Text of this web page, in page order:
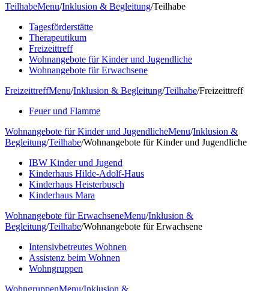
TeilhabeMenu/Inklusion & Begleitung/Teilhabe
Tagesförderstätte
Therapeutikum
Freizeittreff
Wohnangebote für Kinder und Jugendliche
Wohnangebote für Erwachsene
FreizeittreffMenu/Inklusion & Begleitung/Teilhabe/Freizeittreff
Feuer und Flamme
Wohnangebote für Kinder und JugendlicheMenu/Inklusion &
Begleitung/Teilhabe/Wohnangebote für Kinder und Jugendliche
IBW Kinder und Jugend
Kinderhaus Hilde-Adolf-Haus
Kinderhaus Heisterbusch
Kinderhaus Mara
Wohnangebote für ErwachseneMenu/Inklusion &
Begleitung/Teilhabe/Wohnangebote für Erwachsene
Intensivbetreutes Wohnen
Assistenz beim Wohnen
Wohngruppen
WohngruppenMenu/Inklusion &